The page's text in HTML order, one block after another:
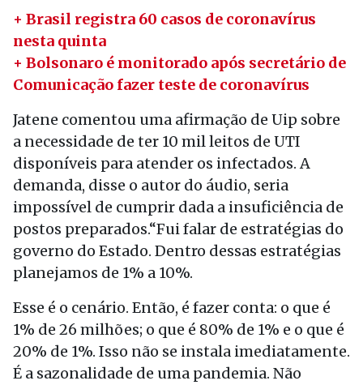
+ Brasil registra 60 casos de coronavírus
nesta quinta
+ Bolsonaro é monitorado após secretário de
Comunicação fazer teste de coronavírus
Jatene comentou uma afirmação de Uip sobre
a necessidade de ter 10 mil leitos de UTI
disponíveis para atender os infectados. A
demanda, disse o autor do áudio, seria
impossível de cumprir dada a insuficiência de
postos preparados.“Fui falar de estratégias do
governo do Estado. Dentro dessas estratégias
planejamos de 1% a 10%.
Esse é o cenário. Então, é fazer conta: o que é
1% de 26 milhões; o que é 80% de 1% e o que é
20% de 1%. Isso não se instala imediatamente.
É a sazonalidade de uma pandemia. Não